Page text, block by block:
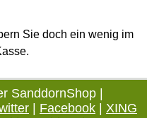
Sie doch ein wenig im
SanddornShop |
| Facebook | XING